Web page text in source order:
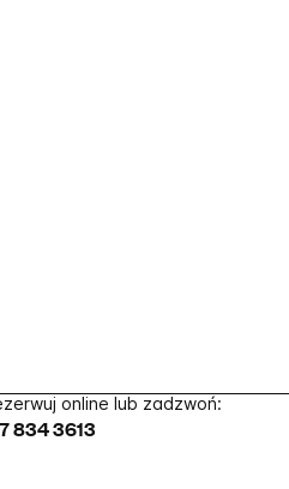
online lub zadzwoń:
834 3613